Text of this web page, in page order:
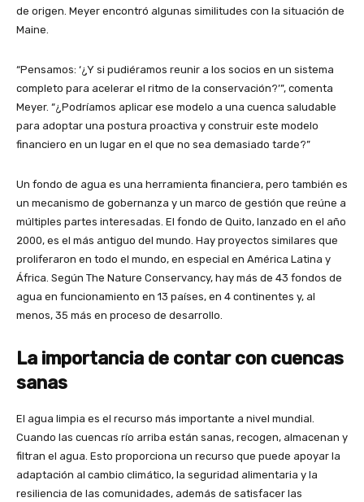
de origen. Meyer encontró algunas similitudes con la situación de
Maine.
“Pensamos: ‘¿Y si pudiéramos reunir a los socios en un sistema
completo para acelerar el ritmo de la conservación?’”, comenta
Meyer. “¿Podríamos aplicar ese modelo a una cuenca saludable
para adoptar una postura proactiva y construir este modelo
financiero en un lugar en el que no sea demasiado tarde?”
Un fondo de agua es una herramienta financiera, pero también es
un mecanismo de gobernanza y un marco de gestión que reúne a
múltiples partes interesadas. El fondo de Quito, lanzado en el año
2000, es el más antiguo del mundo. Hay proyectos similares que
proliferaron en todo el mundo, en especial en América Latina y
África. Según The Nature Conservancy, hay más de 43 fondos de
agua en funcionamiento en 13 países, en 4 continentes y, al
menos, 35 más en proceso de desarrollo.
La importancia de contar con cuencas
sanas
El agua limpia es el recurso más importante a nivel mundial.
Cuando las cuencas río arriba están sanas, recogen, almacenan y
filtran el agua. Esto proporciona un recurso que puede apoyar la
adaptación al cambio climático, la seguridad alimentaria y la
resiliencia de las comunidades, además de satisfacer las